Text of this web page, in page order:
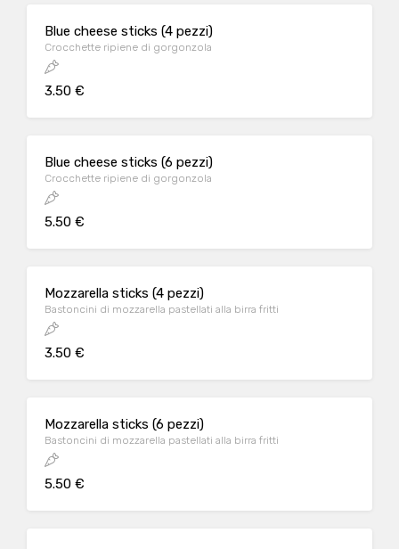
Blue cheese sticks (4 pezzi)
Crocchette ripiene di gorgonzola
3.50 €
Blue cheese sticks (6 pezzi)
Crocchette ripiene di gorgonzola
5.50 €
Mozzarella sticks (4 pezzi)
Bastoncini di mozzarella pastellati alla birra fritti
3.50 €
Mozzarella sticks (6 pezzi)
Bastoncini di mozzarella pastellati alla birra fritti
5.50 €